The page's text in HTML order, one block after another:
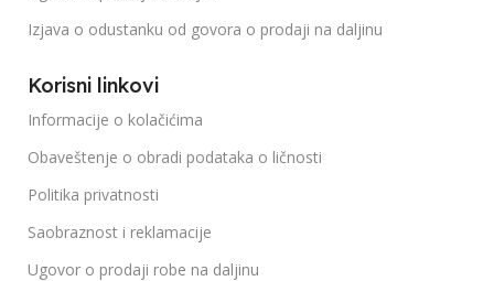
Izjava o odustanku od govora o prodaji na daljinu
Korisni linkovi
Informacije o kolačićima
Obaveštenje o obradi podataka o ličnosti
Politika privatnosti
Saobraznost i reklamacije
Ugovor o prodaji robe na daljinu